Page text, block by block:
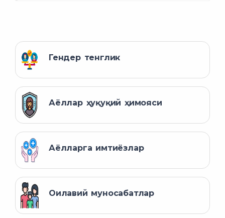
Гендер тенглик
Аёллар ҳуқуқий ҳимояси
Аёлларга имтиёзлар
Оилавий муносабатлар